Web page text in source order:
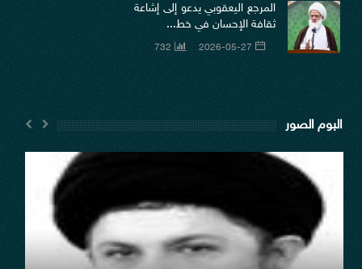
المرجع اليعقوبي يدعو إلى إشاعة
ثقافة الإحسان في خط...
2026-05-27
732
البوم الصور